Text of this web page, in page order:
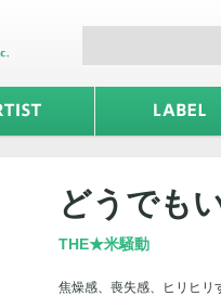
どうでも
THE★米騒動
焦燥感、喪失感、ヒリヒリ